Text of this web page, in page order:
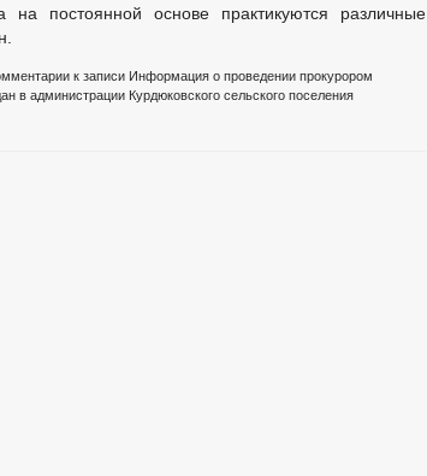
на постоянной основе практикуются различные
к записи Информация о проведении прокурором
в администрации Курдюковского сельского поселения